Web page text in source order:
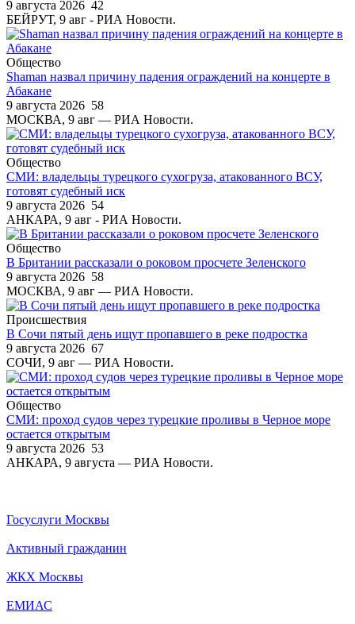
9 августа 2026 42
БЕЙРУТ, 9 авг - РИА Новости.
Общество
Shaman назвал причину падения ограждений на концерте в
Абакане
9 августа 2026 58
МОСКВА, 9 авг — РИА Новости.
Общество
СМИ: владельцы турецкого сухогруза, атакованного ВСУ,
готовят судебный иск
9 августа 2026 54
АНКАРА, 9 авг - РИА Новости.
Общество
В Британии рассказали о роковом просчете Зеленского
9 августа 2026 58
МОСКВА, 9 авг — РИА Новости.
Происшествия
В Сочи пятый день ищут пропавшего в реке подростка
9 августа 2026 67
СОЧИ, 9 авг — РИА Новости.
Общество
СМИ: проход судов через турецкие проливы в Черное море
остается открытым
9 августа 2026 53
АНКАРА, 9 августа — РИА Новости.
Госуслуги Москвы
Активный гражданин
ЖКХ Москвы
ЕМИАС